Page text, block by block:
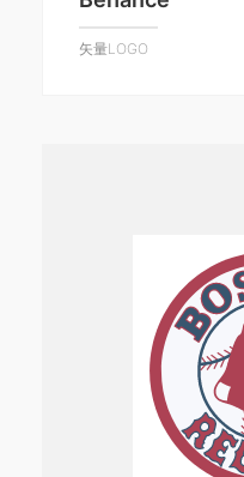
矢量LOGO